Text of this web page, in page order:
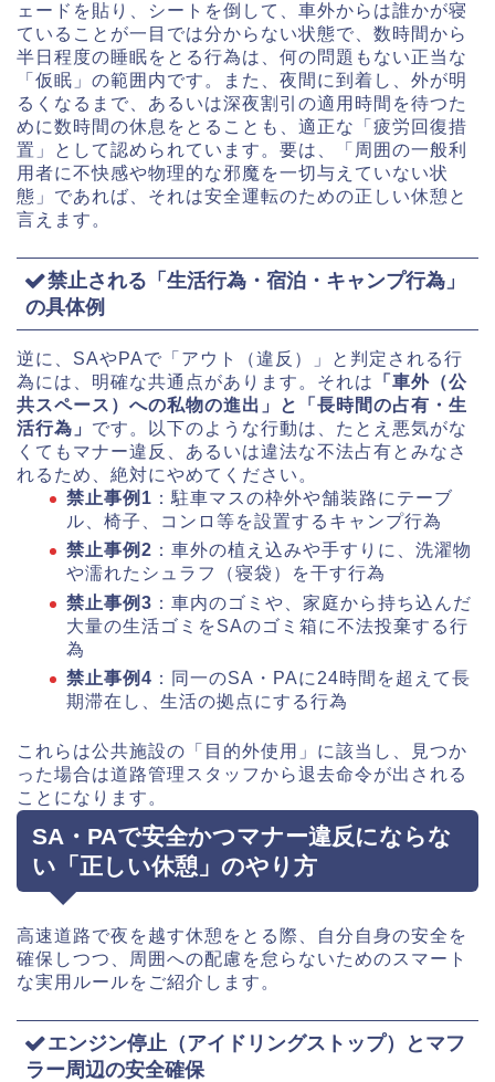
ェードを貼り、シートを倒して、車外からは誰かが寝
ていることが一目では分からない状態で、数時間から
半日程度の睡眠をとる行為は、何の問題もない正当な
「仮眠」の範囲内です。また、夜間に到着し、外が明
るくなるまで、あるいは深夜割引の適用時間を待つた
めに数時間の休息をとることも、適正な「疲労回復措
置」として認められています。要は、「周囲の一般利
用者に不快感や物理的な邪魔を一切与えていない状
態」であれば、それは安全運転のための正しい休憩と
言えます。
禁止される「生活行為・宿泊・キャンプ行為」
の具体例
逆に、SAやPAで「アウト（違反）」と判定される行
為には、明確な共通点があります。それは
「車外（公
共スペース）への私物の進出」と「長時間の占有・生
活行為」 です。以下のような行動は、たとえ悪気がな
くてもマナー違反、あるいは違法な不法占有とみなさ
れるため、絶対にやめてください。
禁止事例1 ：駐車マスの枠外や舗装路にテーブ
ル、椅子、コンロ等を設置するキャンプ行為
禁止事例2 ：車外の植え込みや手すりに、洗濯物
や濡れたシュラフ（寝袋）を干す行為
禁止事例3 ：車内のゴミや、家庭から持ち込んだ
大量の生活ゴミをSAのゴミ箱に不法投棄する行
為
禁止事例4 ：同一のSA・PAに24時間を超えて長
期滞在し、生活の拠点にする行為
これらは公共施設の「目的外使用」に該当し、見つか
った場合は道路管理スタッフから退去命令が出される
ことになります。
SA・PAで安全かつマナー違反にならな
い「正しい休憩」のやり方
高速道路で夜を越す休憩をとる際、自分自身の安全を
確保しつつ、周囲への配慮を怠らないためのスマート
な実用ルールをご紹介します。
エンジン停止（アイドリングストップ）とマフ
ラー周辺の安全確保